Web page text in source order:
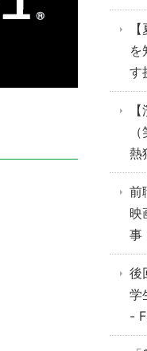
を
す
熱
前
映
事
後
学
-